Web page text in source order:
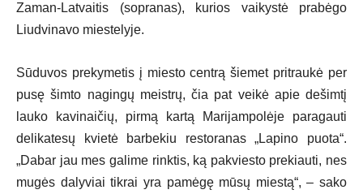
Zaman-Latvaitis (sopranas), kurios vaikystė prabėgo
Liudvinavo miestelyje.
Sūduvos prekymetis į miesto centrą šiemet pritraukė per
pusę šimto nagingų meistrų, čia pat veikė apie dešimtį
lauko kavinaičių, pirmą kartą Marijampolėje paragauti
delikatesų kvietė barbekiu restoranas „Lapino puota“.
„Dabar jau mes galime rinktis, ką pakviesto prekiauti, nes
mugės dalyviai tikrai yra pamėgę mūsų miestą“, – sako